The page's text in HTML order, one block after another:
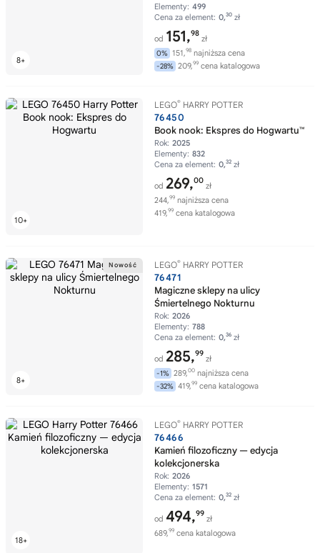
Elementy: 499
Cena za element: 0,30 zł
od 151,98
zł
0% 151,98 najniższa cena
-28% 209,99 cena katalogowa
LEGO® HARRY POTTER
76450
Book nook: Ekspres do Hogwartu™
Rok: 2025
Elementy: 832
Cena za element: 0,32 zł
od 269,00
zł
244,99 najniższa cena
419,99 cena katalogowa
LEGO® HARRY POTTER
76471
Magiczne sklepy na ulicy
Śmiertelnego Nokturnu
Rok: 2026
Elementy: 788
Cena za element: 0,36 zł
od 285,99
zł
-1% 289,00 najniższa cena
-32% 419,99 cena katalogowa
LEGO® HARRY POTTER
76466
Kamień filozoficzny — edycja
kolekcjonerska
Rok: 2026
Elementy: 1571
Cena za element: 0,32 zł
od 494,99
zł
689,99 cena katalogowa